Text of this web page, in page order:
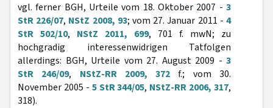
vgl. ferner BGH, Urteile vom 18. Oktober 2007 - 3
StR 226/07, NStZ 2008, 93; vom 27. Januar 2011 -4
StR 502/10, NStZ 2011, 699, 701 f. mwN; zu
hochgradig interessenwidrigen Tatfolgen
allerdings: BGH, Urteile vom 27. August 2009 - 3
StR 246/09, NStZ-RR 2009, 372 f.; vom 30.
November 2005 - 5 StR 344/05, NStZ-RR 2006, 317,
318).